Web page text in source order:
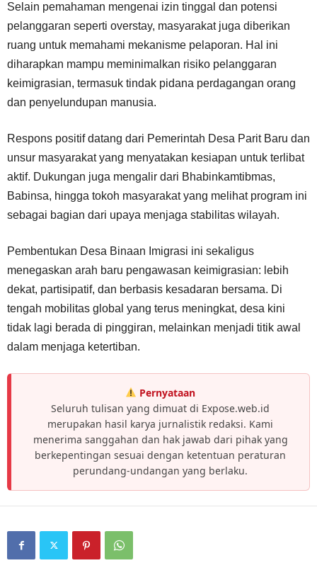
Selain pemahaman mengenai izin tinggal dan potensi
pelanggaran seperti overstay, masyarakat juga diberikan
ruang untuk memahami mekanisme pelaporan. Hal ini
diharapkan mampu meminimalkan risiko pelanggaran
keimigrasian, termasuk tindak pidana perdagangan orang
dan penyelundupan manusia.
Respons positif datang dari Pemerintah Desa Parit Baru dan
unsur masyarakat yang menyatakan kesiapan untuk terlibat
aktif. Dukungan juga mengalir dari Bhabinkamtibmas,
Babinsa, hingga tokoh masyarakat yang melihat program ini
sebagai bagian dari upaya menjaga stabilitas wilayah.
Pembentukan Desa Binaan Imigrasi ini sekaligus
menegaskan arah baru pengawasan keimigrasian: lebih
dekat, partisipatif, dan berbasis kesadaran bersama. Di
tengah mobilitas global yang terus meningkat, desa kini
tidak lagi berada di pinggiran, melainkan menjadi titik awal
dalam menjaga ketertiban.
Pernyataan
Seluruh tulisan yang dimuat di Expose.web.id
merupakan hasil karya jurnalistik redaksi. Kami
menerima sanggahan dan hak jawab dari pihak yang
berkepentingan sesuai dengan ketentuan peraturan
perundang-undangan yang berlaku.